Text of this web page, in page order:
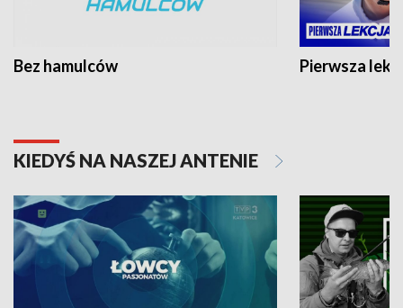
Bez hamulców Pierwsza
KIEDYŚ NA NASZEJ ANTENIE